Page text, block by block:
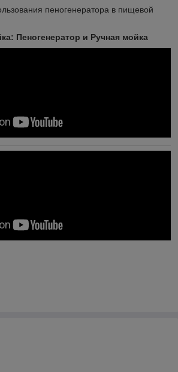
пеногенератора в пищевой
Пеногенератор и Ручная мойка